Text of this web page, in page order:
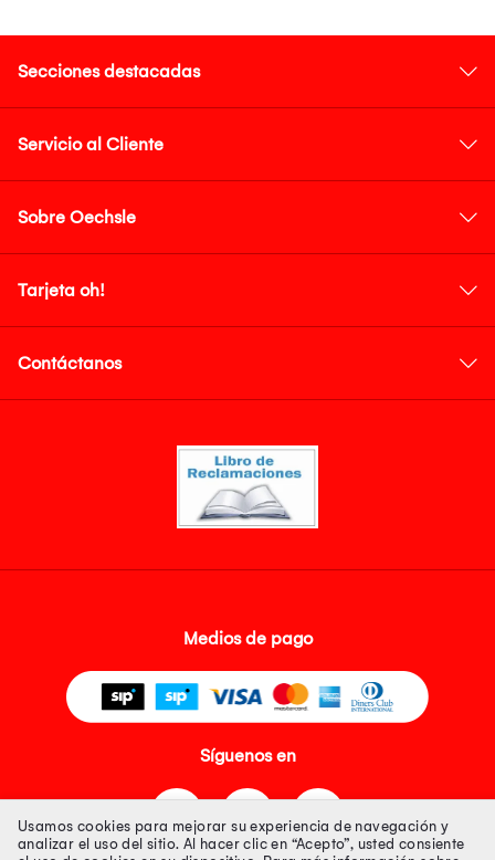
Secciones destacadas
Servicio al Cliente
Sobre Oechsle
Tarjeta oh!
Contáctanos
Medios de pago
Síguenos en
Usamos cookies para mejorar su experiencia de navegación y
analizar el uso del sitio. Al hacer clic en “Acepto”, usted consiente